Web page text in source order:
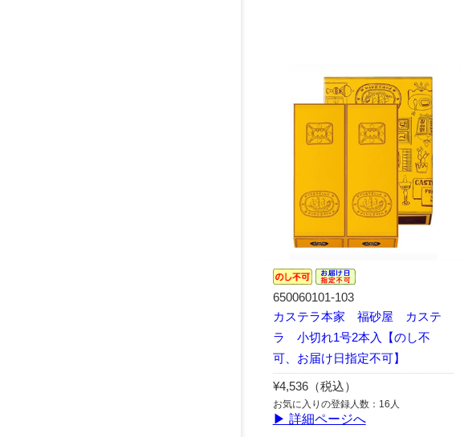
650060101-103
カステラ本家 福砂屋 カステ
ラ 小切れ1号2本入【のし不
可、お届け日指定不可】
¥4,536（税込）
お気に入りの登録人数：16人
▶ 詳細ページへ